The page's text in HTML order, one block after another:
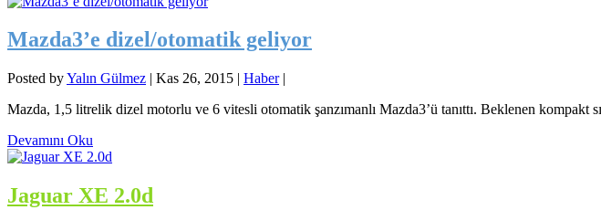
Mazda3’e dizel/otomatik geliyor
Posted byYalın Gülmez | Kas 26, 2015 | Haber|
Mazda, 1,5 litrelik dizel motorlu ve 6 vitesli otomatik şanzımanlı Mazda3’ü tanıttı. Beklenen kompakt
Devamını Oku
Jaguar XE 2.0d